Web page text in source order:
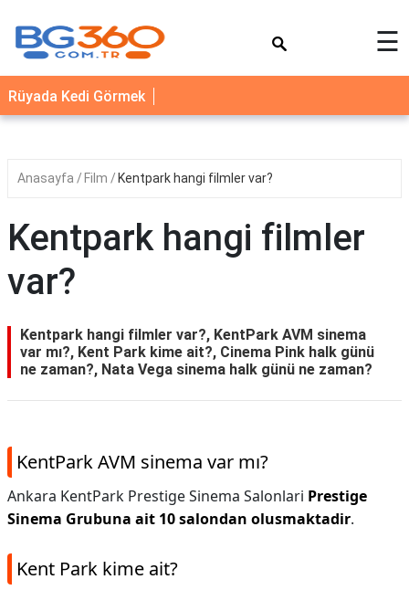
YEMEK
TARİFLERİ
SAĞLIK
İLETİŞİM
☰
Rüyada Kedi Görmek
Anasayfa Film Kentpark hangi filmler var?
Kentpark hangi filmler
var?
Kentpark hangi filmler var?, KentPark AVM sinema
var mı?, Kent Park kime ait?, Cinema Pink halk günü
ne zaman?, Nata Vega sinema halk günü ne zaman?
KentPark AVM sinema var mı?
Ankara KentPark Prestige Sinema Salonlari Prestige
Sinema Grubuna ait 10 salondan olusmaktadir.
Kent Park kime ait?